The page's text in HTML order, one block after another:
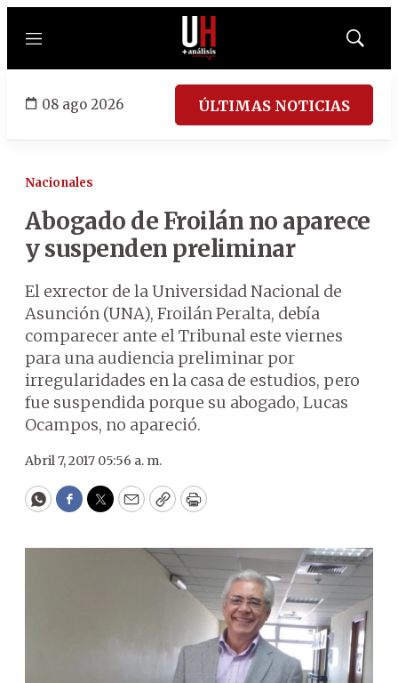
Menú
Mostrar
08 ago 2026 ÚLTIMAS NOTICIAS
Nacionales
Abogado de Froilán no aparece
y suspenden preliminar
El exrector de la Universidad Nacional de
Asunción (UNA), Froilán Peralta, debía
comparecer ante el Tribunal este viernes
para una audiencia preliminar por
irregularidades en la casa de estudios, pero
fue suspendida porque su abogado, Lucas
Ocampos, no apareció.
Abril 7, 2017 05:56 a. m.
WhatsApp
Facebook
Twitter
EmailCopyPrint